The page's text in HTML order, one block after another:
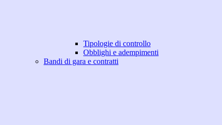
Tipologie di controllo
Obblighi e adempimenti
Bandi di gara e contratti